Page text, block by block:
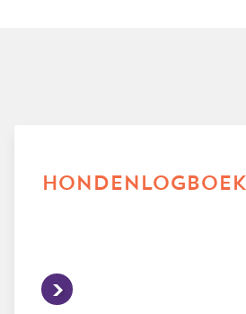
hondenlogboek